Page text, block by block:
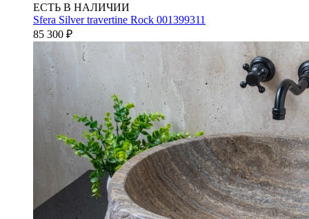
ЕСТЬ В НАЛИЧИИ
Sfera Silver travertine Rock 001399311
85 300 ₽